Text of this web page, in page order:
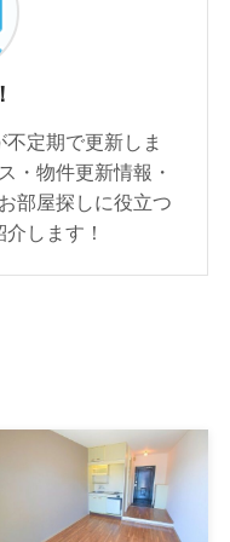
定期で更新しま
・物件更新情報・
部屋探しに役立つ
します！